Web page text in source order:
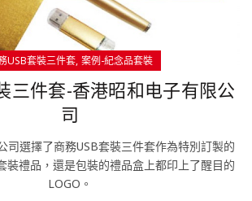
USB套裝三件套 案例-紀念品套裝
三件套-香港昭和电子有限公
司
司選擇了商務USB套裝三件套作為特別訂製的
裝禮品，還是包裝的禮品盒上都印上了醒目的
LOGO。